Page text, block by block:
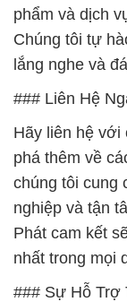
phẩm và dịch
Chúng tôi tự
lắng nghe và
### Liên Hệ
Hãy liên hệ với
phá thêm về
chúng tôi cung
nghiệp và tận
Phát cam kết
nhất trong mọi
### Sự Hỗ Trợ